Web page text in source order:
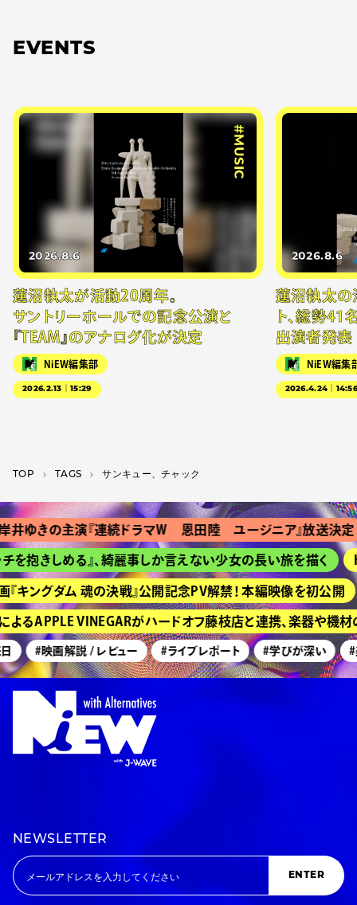
EVENTS
#MUSIC
2026.8.6
蓮沼執太が活動20周年。
サントリーホールでの記念公演と
『TEAM』のアナログ化が決定
NiEW編集部
2026.2.13｜15:29
2026.8.6
蓮沼執太の
ト、総勢41
出演者発表
NiEW編集
2026.4.24｜
TOP T­A­G­S サンキュー、チャック
ゆきの主演『連続ドラマＷ 恩田陸 ユージニア』放送決定
抱きしめる』、綺麗事しか言えない少女の長い旅を描く
ングダム 魂の決戦』公開記念PV解禁！ 本編映像を初公開
るAPPLE VINEGARがハードオフ藤枝店と連携、楽器や機材
#映画解説 / レビュー #ライブレポート #学びが深い #
NEWSLETTER
ENTER